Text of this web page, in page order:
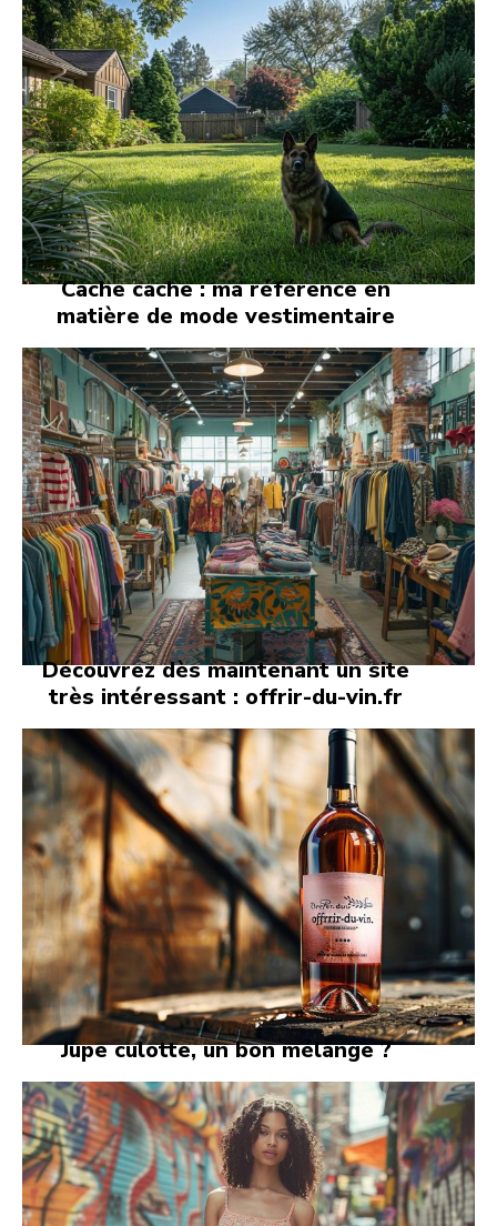
Cache cache : ma référence en
matière de mode vestimentaire
Découvrez dès maintenant un site
très intéressant : offrir-du-vin.fr
Jupe culotte, un bon mélange ?